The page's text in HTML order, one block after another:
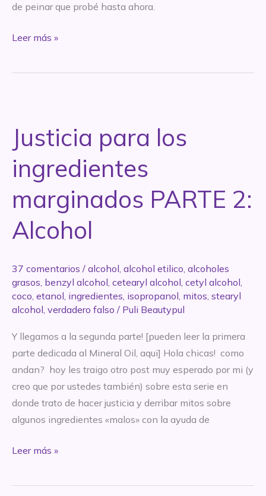
de peinar que probé hasta ahora.
*REVIEW
Crema
Chia
Leer más »
Justicia para los
ingredientes
marginados PARTE 2:
Alcohol
37 comentarios / alcohol, alcohol etilico, alcoholes
grasos, benzyl alcohol, cetearyl alcohol, cetyl alcohol,
coco, etanol, ingredientes, isopropanol, mitos, stearyl
alcohol, verdadero falso / Puli Beautypul
Y llegamos a la segunda parte! [pueden leer la primera
parte dedicada al Mineral Oil, aqui] Hola chicas! como
andan? hoy les traigo otro post muy esperado por mi (y
creo que por ustedes también) sobre esta serie en
donde trato de hacer justicia y derribar mitos sobre
algunos ingredientes «malos» con la ayuda de
Justicia
los
Leer más »